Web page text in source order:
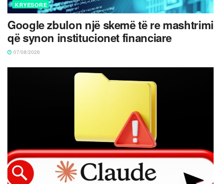
KRYESORE
Google zbulon një skemë të re mashtrimi
që synon institucionet financiare
07/08/2026